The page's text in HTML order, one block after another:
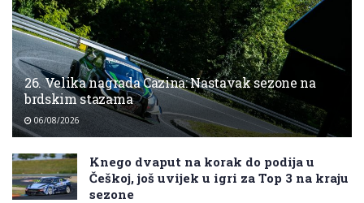
26. Velika nagrada Cazina: Nastavak sezone na
brdskim stazama
06/08/2026
Knego dvaput na korak do podija u
Češkoj, još uvijek u igri za Top 3 na kraju
sezone